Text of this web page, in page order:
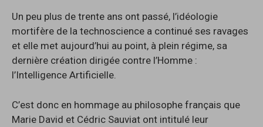
Un peu plus de trente ans ont passé, l’idéologie
mortifère de la technoscience a continué ses ravages
et elle met aujourd’hui au point, à plein régime, sa
dernière création dirigée contre l’Homme :
l’Intelligence Artificielle.
C’est donc en hommage au philosophe français que
Marie David et Cédric Sauviat ont intitulé leur